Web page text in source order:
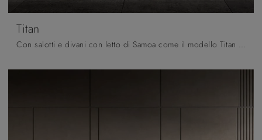
Titan
Con salotti e divani con letto di Samoa come il modello Titan in tessuto, potrai completare il tuo progetto d'arredo.